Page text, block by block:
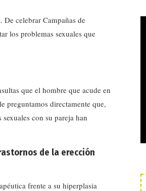
celebrar Campañas de
los problemas sexuales que
que el hombre que acude en
preguntamos directamente que,
con su pareja han
de la erección
frente a su hiperplasia